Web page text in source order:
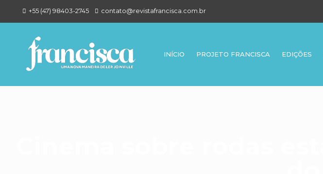
+55 (47) 98403-2745 contato@revistafrancisca.com.br
INÍCIO PROJETO FRANCISCA EDIÇÕES